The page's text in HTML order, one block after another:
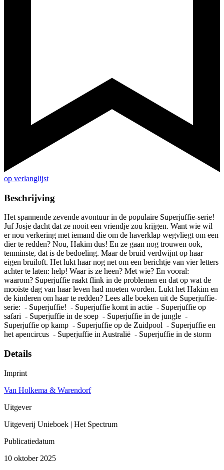
op verlanglijst
Beschrijving
Het spannende zevende avontuur in de populaire Superjuffie-serie!
Juf Josje dacht dat ze nooit een vriendje zou krijgen. Want wie wil
er nou verkering met iemand die om de haverklap wegvliegt om een
dier te redden? Nou, Hakim dus! En ze gaan nog trouwen ook,
tenminste, dat is de bedoeling. Maar de bruid verdwijnt op haar
eigen bruiloft. Het lukt haar nog net om een berichtje van vier letters
achter te laten: help! Waar is ze heen? Met wie? En vooral:
waarom? Superjuffie raakt flink in de problemen en dat op wat de
mooiste dag van haar leven had moeten worden. Lukt het Hakim en
de kinderen om haar te redden? Lees alle boeken uit de Superjuffie-
serie: - Superjuffie! - Superjuffie komt in actie - Superjuffie op
safari - Superjuffie in de soep - Superjuffie in de jungle -
Superjuffie op kamp - Superjuffie op de Zuidpool - Superjuffie en
het apencircus - Superjuffie in Australië - Superjuffie in de storm
Details
Imprint
Van Holkema & Warendorf
Uitgever
Uitgeverij Unieboek | Het Spectrum
Publicatiedatum
10 oktober 2025